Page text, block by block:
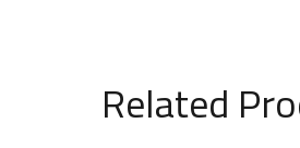
Related